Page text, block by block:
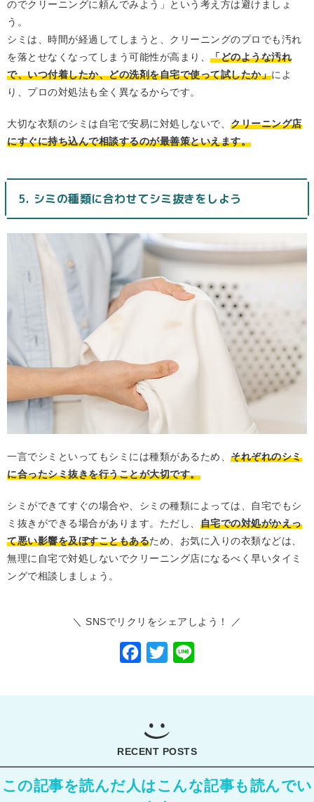
のでクリーニングに頼んでみよう」という考え方は避けましょ
う。
シミは、時間が経過してしまうと、クリーニングのプロでも汚れ
を落とせなくなってしまう可能性が高まり、 「どのような汚れ
で、いつ付着したか、どの洗剤を自宅で使って試したか」によ
り、プロの対処法も全く異なるからです。
大切な衣類のシミは自宅で安易に対処しないで、 クリーニング店
にすぐに持ち込んで相談するのが最善策といえます。
5. シミの種類に合わせてシミ抜きをしよう
一言でシミといってもシミには種類があるため、 それぞれのシミ
に合ったシミ抜きを行うことが大切です。
シミができてすぐの場合や、シミの種類によっては、自宅でもシ
ミ抜きができる場合があります。ただし、 自宅での対処がかえっ
て悪い影響を及ぼすこともあるため、お気に入りの衣類などは、
無理に自宅で対処しないでクリーニング店になるべく早いタイミ
ングで相談しましょう。
＼ SNSでリクリをシェアしよう！ ／
Facebook
Twitter
RECENT POSTS
この記事を読んだ人はこんな記事も読んでい